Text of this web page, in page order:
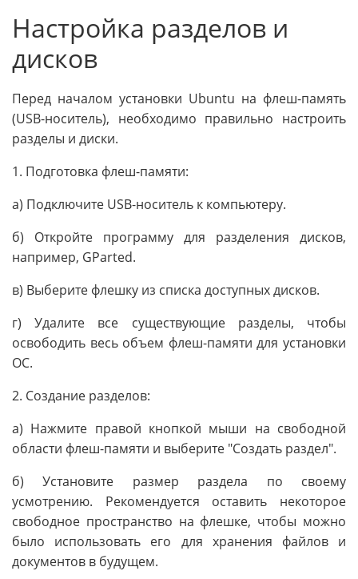
Настройка разделов и
дисков
Перед началом установки Ubuntu на флеш-память
(USB-носитель), необходимо правильно настроить
разделы и диски.
1. Подготовка флеш-памяти:
а) Подключите USB-носитель к компьютеру.
б) Откройте программу для разделения дисков,
например, GParted.
в) Выберите флешку из списка доступных дисков.
г) Удалите все существующие разделы, чтобы
освободить весь объем флеш-памяти для установки
ОС.
2. Создание разделов:
а) Нажмите правой кнопкой мыши на свободной
области флеш-памяти и выберите "Создать раздел".
б) Установите размер раздела по своему
усмотрению. Рекомендуется оставить некоторое
свободное пространство на флешке, чтобы можно
было использовать его для хранения файлов и
документов в будущем.